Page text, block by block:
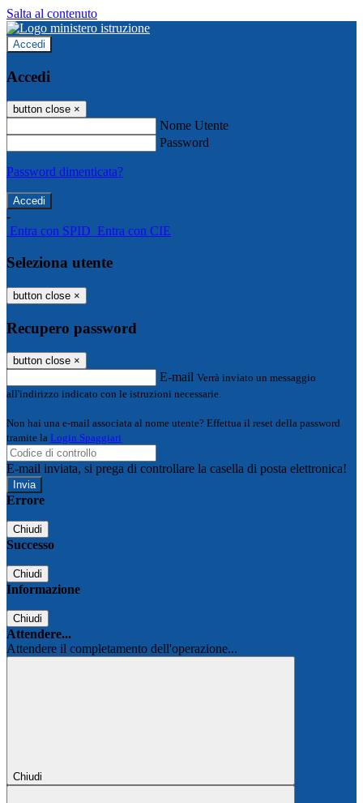
Salta al contenuto
Accedi
Accedi
button close ×
Nome Utente
Password
Password dimenticata?
-
Entra con SPID Entra con CIE
Seleziona utente
button close ×
Recupero password
button close ×
E-mail Verrà inviato un messaggio
all'indirizzo indicato con le istruzioni necessarie.
Non hai una e-mail associata al nome utente? Effettua il reset della password
tramite la Login Spaggiari
E-mail inviata, si prega di controllare la casella di posta elettronica!
Errore
Chiudi
Successo
Chiudi
Informazione
Chiudi
Attendere...
Attendere il completamento dell'operazione...
Chiudi